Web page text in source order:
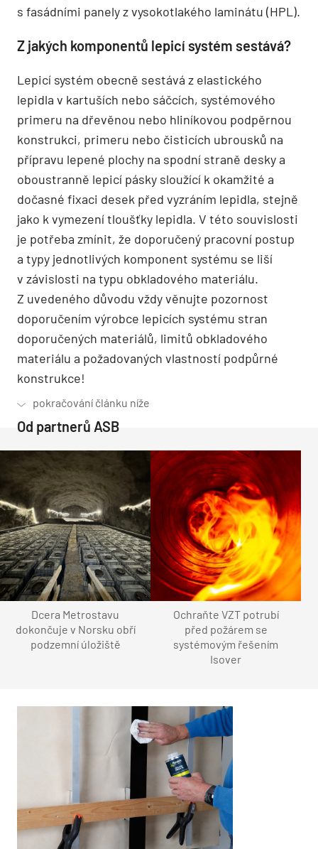
s fasádními panely z vysokotlakého laminátu (HPL).
Z jakých komponentů lepicí systém sestává?
Lepicí systém obecně sestává z elastického
lepidla v kartuších nebo sáčcích, systémového
primeru na dřevěnou nebo hliníkovou podpěrnou
konstrukci, primeru nebo čisticích ubrousků na
přípravu lepené plochy na spodní straně desky a
oboustranně lepicí pásky sloužící k okamžité a
dočasné fixaci desek před vyzráním lepidla, stejně
jako k vymezení tloušťky lepidla. V této souvislosti
je potřeba zmínit, že doporučený pracovní postup
a typy jednotlivých komponent systému se liší
v závislosti na typu obkladového materiálu.
Z uvedeného důvodu vždy věnujte pozornost
doporučením výrobce lepicích systému stran
doporučených materiálů, limitů obkladového
materiálu a požadovaných vlastností podpůrné
konstrukce!
Od partnerů ASB
Dcera Metrostavu
dokončuje v Norsku obří
podzemní úložiště
Ochraňte VZT potrubí
před požárem se
systémovým řešením
Isover